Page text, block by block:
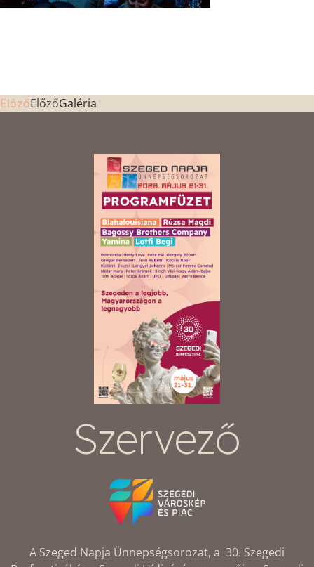
ElőzőElőzőGaléria
Szervező
A Szeged Napja Ünnepségsorozat, a 30. Szegedi